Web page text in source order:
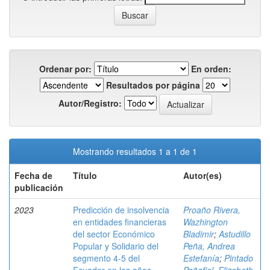
Ordenar por:
En orden:
Resultados por página
Autor/Registro:
Mostrando resultados 1 a 1 de 1
Fecha de
publicación
Título Autor(es)
2023
Predicción de insolvencia
en entidades financieras
del sector Económico
Popular y Solidario del
segmento 4-5 del
Proaño Rivera,
Wazhington
Bladimir;Astudillo
Peña, Andrea
Estefanía; Pintado